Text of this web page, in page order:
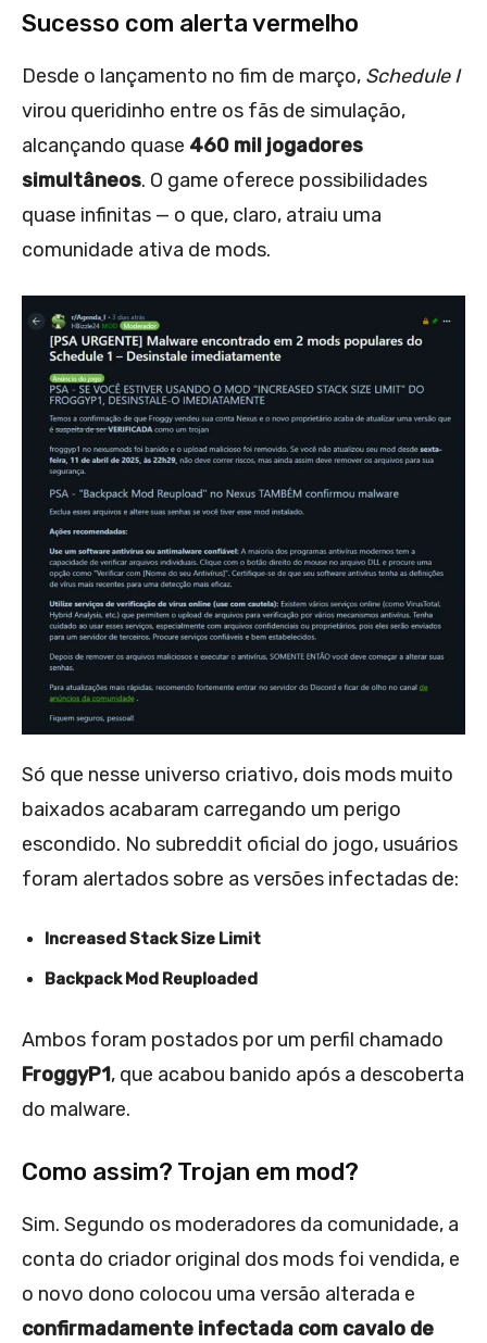
Sucesso com alerta vermelho
Desde o lançamento no fim de março, Schedule I
virou queridinho entre os fãs de simulação,
alcançando quase 460 mil jogadores
simultâneos. O game oferece possibilidades
quase infinitas — o que, claro, atraiu uma
comunidade ativa de mods.
Só que nesse universo criativo, dois mods muito
baixados acabaram carregando um perigo
escondido. No subreddit oficial do jogo, usuários
foram alertados sobre as versões infectadas de:
Increased Stack Size Limit
Backpack Mod Reuploaded
Ambos foram postados por um perfil chamado
FroggyP1, que acabou banido após a descoberta
do malware.
Como assim? Trojan em mod?
Sim. Segundo os moderadores da comunidade, a
conta do criador original dos mods foi vendida, e
o novo dono colocou uma versão alterada e
confirmadamente infectada com cavalo de